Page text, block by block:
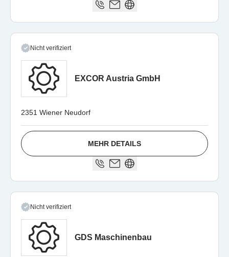
Nicht verifiziert
EXCOR Austria GmbH
2351 Wiener Neudorf
MEHR DETAILS
Nicht verifiziert
GDS Maschinenbau